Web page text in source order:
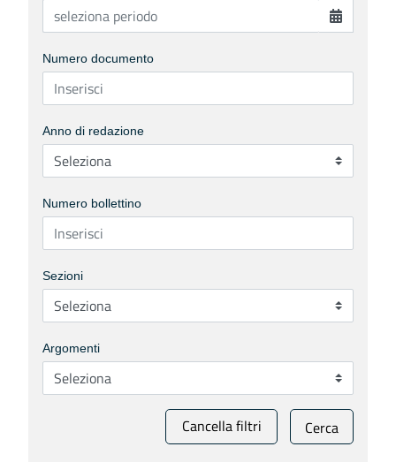
Numero documento
Anno di redazione
Numero bollettino
Sezioni
Argomenti
Cancella filtri Cerca